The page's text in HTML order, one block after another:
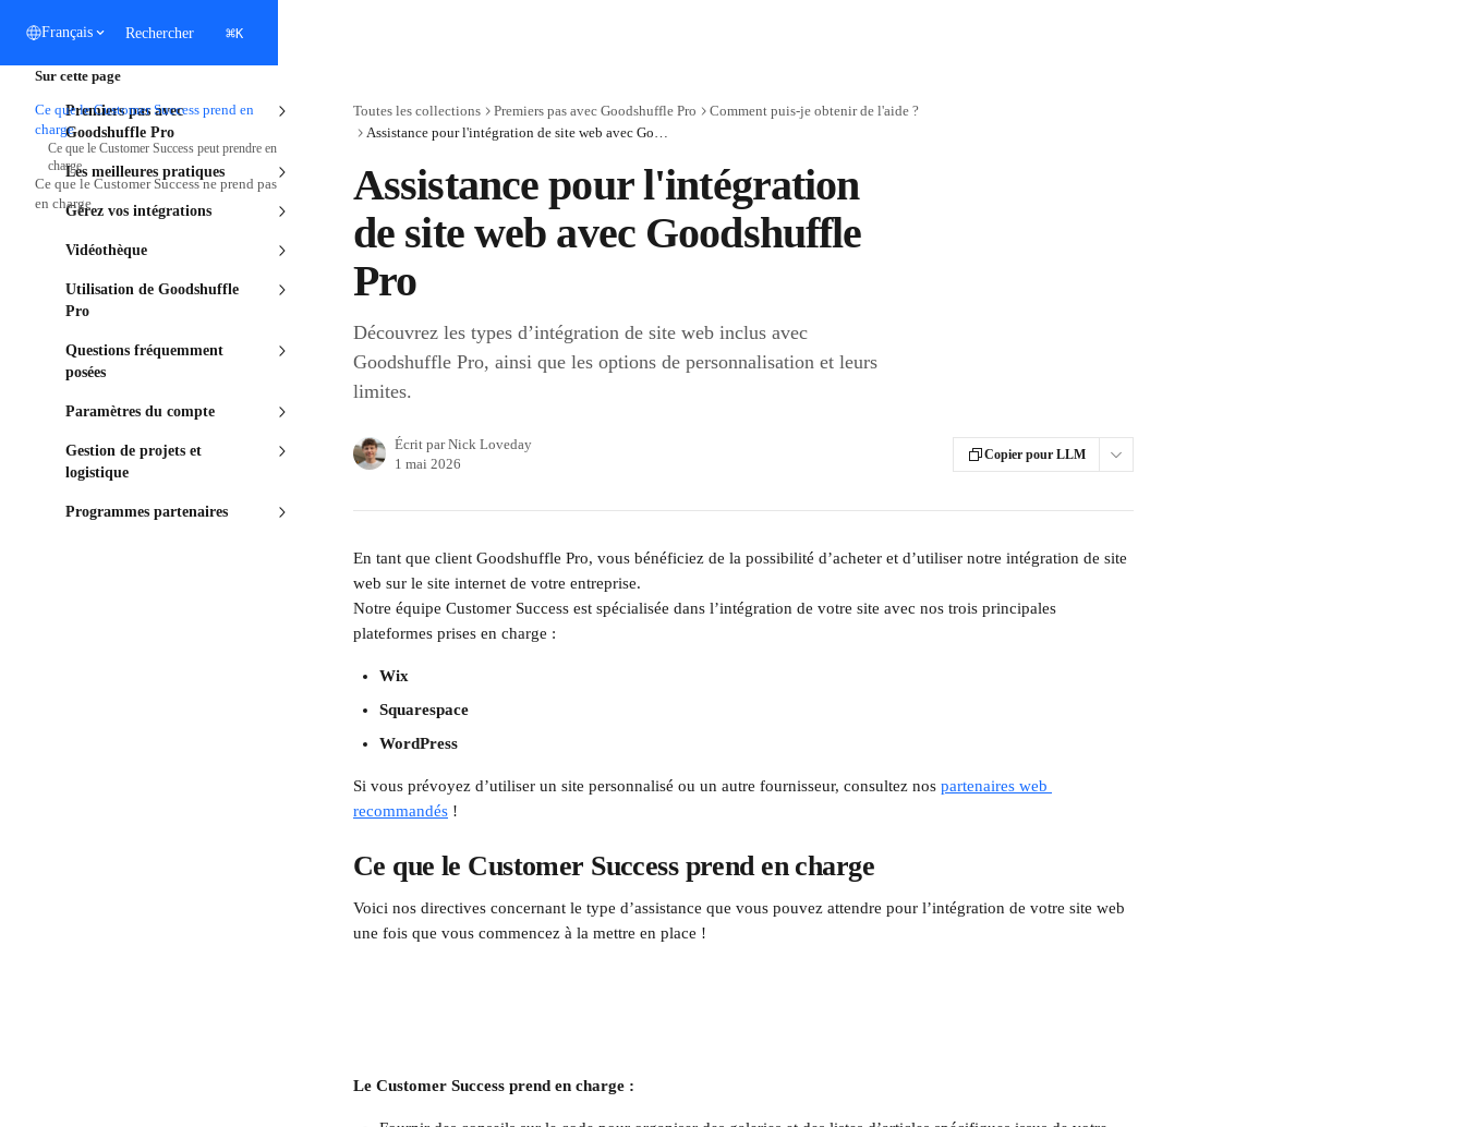
Français Rechercher ⌘K
Premiers pas avec
Goodshuffle Pro
Les meilleures pratiques
Gérez vos intégrations
Vidéothèque
Utilisation de Goodshuffle
Pro
Questions fréquemment
posées
Paramètres du compte
Gestion de projets et
logistique
Programmes partenaires
Toutes les collections Premiers pas avec Goodshuffle Pro
Comment puis-je obtenir de l'aide ?
Assistance pour l'intégration de site web avec Goodshuffle Pro
Assistance pour l'intégration
de site web avec Goodshuffle
Pro
Découvrez les types d’intégration de site web inclus avec
Goodshuffle Pro, ainsi que les options de personnalisation et leurs
limites.
Écrit parNick Loveday
1 mai 2026
Copier pour LLM
En tant que client Goodshuffle Pro, vous bénéficiez de la possibilité d’acheter et d’utiliser notre intégration de site
web sur le site internet de votre entreprise.
Notre équipe Customer Success est spécialisée dans l’intégration de votre site avec nos trois principales
plateformes prises en charge :
Wix
Squarespace
WordPress
Si vous prévoyez d’utiliser un site personnalisé ou un autre fournisseur, consultez nos partenaires web
recommandés !
Ce que le Customer Success prend en charge
Voici nos directives concernant le type d’assistance que vous pouvez attendre pour l’intégration de votre site web
une fois que vous commencez à la mettre en place !
Le Customer Success prend en charge :
Sur cette page
Ce que le Customer Success prend en
charge
Ce que le Customer Success peut prendre en
charge
Ce que le Customer Success ne prend pas
en charge